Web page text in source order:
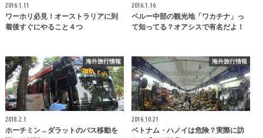
2016.1.11
ワーホリ必見！オーストラリアに到
着後すぐにやること４つ
2016.1.16
ペルー中部の観光地「ワカチナ」っ
て知ってる？オアシスで有名だよ！
海外旅行情報
2018.2.1
ホーチミン→ダラットのバス移動を
海外旅行情報
2016.10.21
ベトナム・ハノイは危険？実際に訪